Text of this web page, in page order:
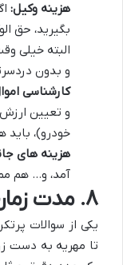
هزینه وکیل:
بگیرید، حق
البته خیلی
و بدون
کارشناسی
و تعیین
خودرو)، باید
هزینه های
آمد، و… هم
۸. مدت زمان دریافت مهریه چقدره؟
یکی از سوالات
تا مهریه به دست